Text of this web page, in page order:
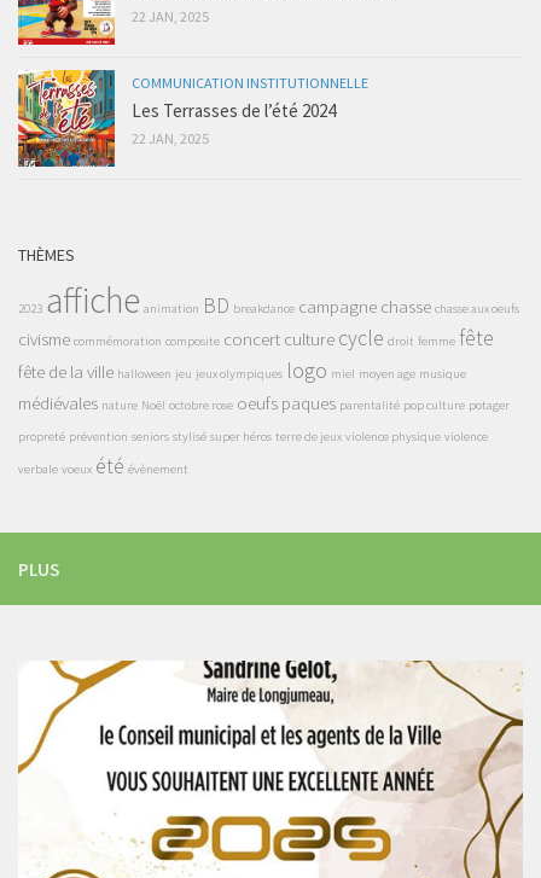
22 JAN, 2025
COMMUNICATION INSTITUTIONNELLE
Les Terrasses de l’été 2024
22 JAN, 2025
THÈMES
2023 affiche animation BD breakdance campagne chasse chasse aux oeufs
civisme commémoration composite concert culture cycle droit femme fête
fête de la ville halloween jeu jeux olympiques logo miel moyen age musique
médiévales nature Noël octobre rose oeufs paques parentalité pop culture potager
propreté prévention seniors stylisé super héros terre de jeux violence physique violence
verbale voeux été évènement
PLUS